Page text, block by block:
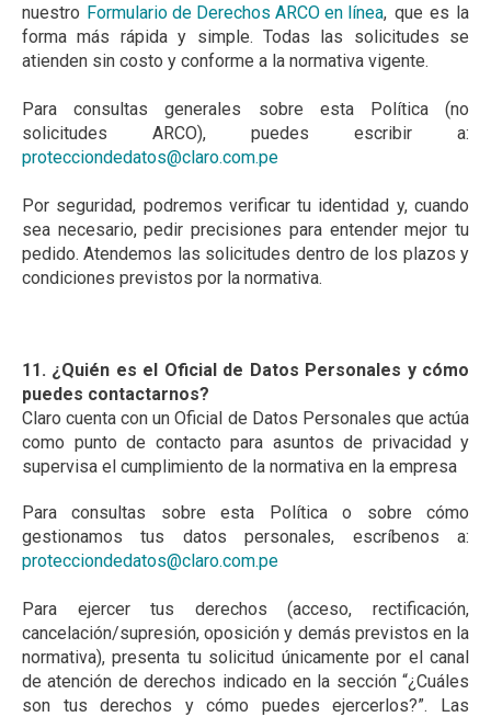
nuestro Formulario de Derechos ARCO en línea, que es la
forma más rápida y simple. Todas las solicitudes se
atienden sin costo y conforme a la normativa vigente.
Para consultas generales sobre esta Política (no
solicitudes ARCO), puedes escribir a:
protecciondedatos@claro.com.pe
Por seguridad, podremos verificar tu identidad y, cuando
sea necesario, pedir precisiones para entender mejor tu
pedido. Atendemos las solicitudes dentro de los plazos y
condiciones previstos por la normativa.
11. ¿Quién es el Oficial de Datos Personales y cómo
puedes contactarnos?
Claro cuenta con un Oficial de Datos Personales que actúa
como punto de contacto para asuntos de privacidad y
supervisa el cumplimiento de la normativa en la empresa
Para consultas sobre esta Política o sobre cómo
gestionamos tus datos personales, escríbenos a:
protecciondedatos@claro.com.pe
Para ejercer tus derechos (acceso, rectificación,
cancelación/supresión, oposición y demás previstos en la
normativa), presenta tu solicitud únicamente por el canal
de atención de derechos indicado en la sección “¿Cuáles
son tus derechos y cómo puedes ejercerlos?”. Las